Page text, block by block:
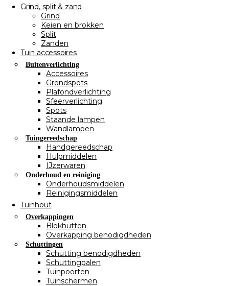
Grind, split & zand
Grind
Keien en brokken
Split
Zanden
Tuin accessoires
Buitenverlichting
Accessoires
Grondspots
Plafondverlichting
Sfeerverlichting
Spots
Staande lampen
Wandlampen
Tuingereedschap
Handgereedschap
Hulpmiddelen
IJzerwaren
Onderhoud en reiniging
Onderhoudsmiddelen
Reinigingsmiddelen
Tuinhout
Overkappingen
Blokhutten
Overkapping benodigdheden
Schuttingen
Schutting benodigdheden
Schuttingpalen
Tuinpoorten
Tuinschermen